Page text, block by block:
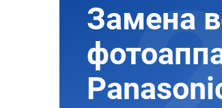
Замена